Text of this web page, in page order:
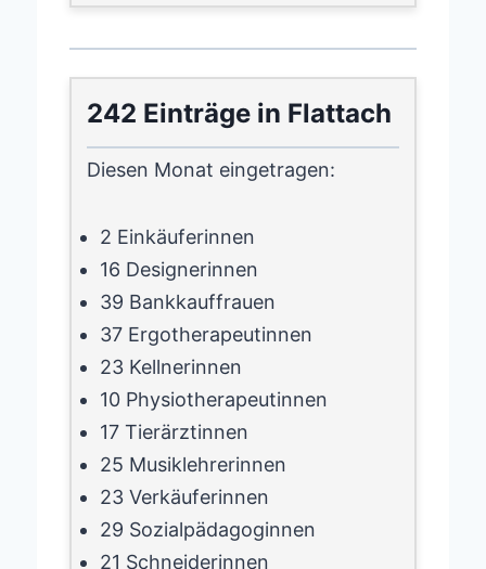
242 Einträge in Flattach
Diesen Monat eingetragen:
2 Einkäuferinnen
16 Designerinnen
39 Bankkauffrauen
37 Ergotherapeutinnen
23 Kellnerinnen
10 Physiotherapeutinnen
17 Tierärztinnen
25 Musiklehrerinnen
23 Verkäuferinnen
29 Sozialpädagoginnen
21 Schneiderinnen